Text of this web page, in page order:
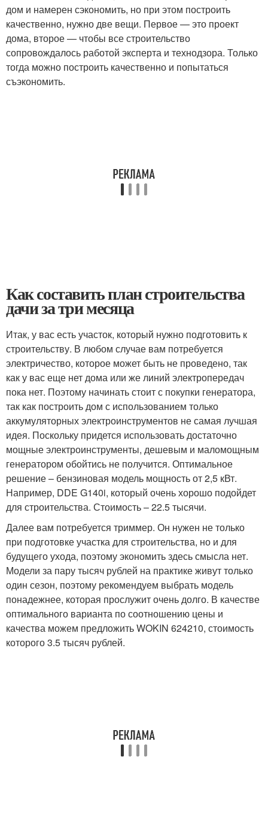
дом и намерен сэкономить, но при этом построить
качественно, нужно две вещи. Первое — это проект
дома, второе — чтобы все строительство
сопровождалось работой эксперта и технодзора. Только
тогда можно построить качественно и попытаться
съэкономить.
Как составить план строительства
дачи за три месяца
Итак, у вас есть участок, который нужно подготовить к
строительству. В любом случае вам потребуется
электричество, которое может быть не проведено, так
как у вас еще нет дома или же линий электропередач
пока нет. Поэтому начинать стоит с покупки генератора,
так как построить дом с использованием только
аккумуляторных электроинструментов не самая лучшая
идея. Поскольку придется использовать достаточно
мощные электроинструменты, дешевым и маломощным
генератором обойтись не получится. Оптимальное
решение – бензиновая модель мощность от 2,5 кВт.
Например, DDE G140i, который очень хорошо подойдет
для строительства. Стоимость – 22.5 тысячи.
Далее вам потребуется триммер. Он нужен не только
при подготовке участка для строительства, но и для
будущего ухода, поэтому экономить здесь смысла нет.
Модели за пару тысяч рублей на практике живут только
один сезон, поэтому рекомендуем выбрать модель
понадежнее, которая прослужит очень долго. В качестве
оптимального варианта по соотношению цены и
качества можем предложить WOKIN 624210, стоимость
которого 3.5 тысяч рублей.